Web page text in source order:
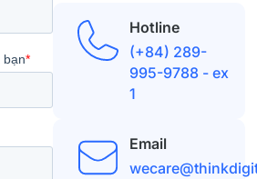
Hotline
(+84) 289-
995-9788 - ex
1
Email